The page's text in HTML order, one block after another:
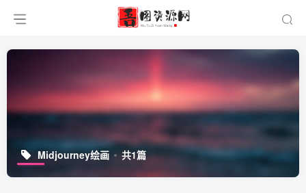
Midjourney绘画 共1篇